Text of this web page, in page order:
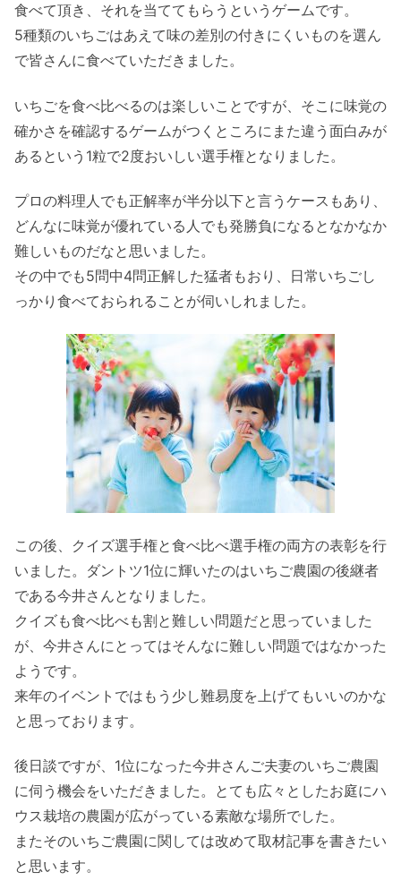
食べて頂き、 それを当ててもらうというゲームです。
5種類のいちごはあえて味の差別の付きにくいものを選ん
で皆さんに食べていただきました。
いちごを食べ比べるのは楽しいことですが、 そこに味覚の
確かさを確認するゲームがつくところにまた違う面白みが
あるという1粒で2度おいしい選手権となりました。
プロの料理人でも正解率が半分以下と言うケースもあり、
どんなに味覚が優れている人でも発勝負になるとなかなか
難しいものだなと思いました。
その中でも5問中4問正解した猛者もおり、 日常いちごし
っかり食べておられることが伺いしれました。
この後、 クイズ選手権と食べ比べ選手権の両方の表彰を行
いました。 ダントツ1位に輝いたのはいちご農園の後継者
である今井さんとな りました。
クイズも食べ比べも割と難しい問題だと思っていました
が、 今井さんにとってはそんなに難しい問題ではなかった
ようです。
来年のイベントではもう少し難易度を上げてもいいのかな
と思っております。
後日談ですが、 1位になった今井さんご夫妻のいちご農園
に伺う機会をいただきま した。 とても広々としたお庭にハ
ウス栽培の農園が広がっている素敵な場所でした。
またそのいちご農園に関しては改めて取材記事を書きたい
と思いま す。